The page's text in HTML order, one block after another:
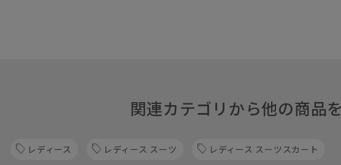
関連カテゴリから他の商品
レディース レディース スーツ レディース スーツスカート